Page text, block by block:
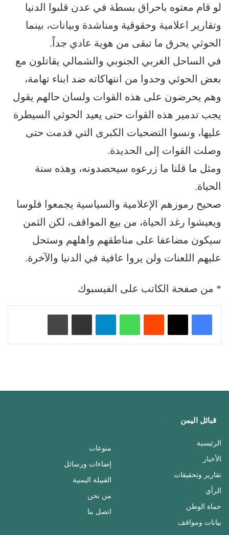
لو قام معتوه باحراق بسطة في عدن قلبوا الدنيا
وتقارير اعلامية وحقوقية ومناشدة وبيانات، بينما
الحوثي يحرق ما تبقى من هوية عادي جداً.
في الساحل الغربي الجنوبي والشمالي يقاتلون مع
بعض الحوثي وحدوا من انتهاكاته ضد ابناء تهامة،
وهم يحرضون على هذه القوات ولسان حالهم يقول
يجب تدمير هذه القوات حتى يعيد الحوثي السيطرة
عليها، ونسوا التضحيات الكبرى التي قدمت حتى
وصلت القوات إلى الحديدة.
ومثل ما قلنا ما زرعوه سيحصدونه، وهذه سنة
الحياة.
صحيح رموزهم الإعلامية والسياسية يجمعوا فلوسا
ويعيشوا رغد الحياة، من بيع المواقف، لكن الثمن
سيكون مضاعفا على مناطقهم واهلهم وستحل
عليهم اللعنات ولن يروا عافية في الدنيا والآخرة.
* من صفحة الكاتب على الفيسبوك
واتساب تيلقرام
قبائل اليمن
الرئيسية
الأخبار
تقارير وتحقيقات
الرأي
حماة الوطن
بيانات ومواقف
منوعات
إضاءات ورسائل
القبيلة اليمنية
من نحن
اتصل بنا